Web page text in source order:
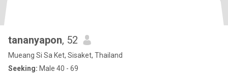
tananyapon, 52
Mueang Si Sa Ket, Sisaket, Thailand
Seeking: Male 40 - 69